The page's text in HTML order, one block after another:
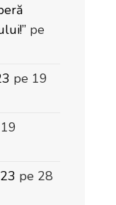
pe
pe 19
pe 28